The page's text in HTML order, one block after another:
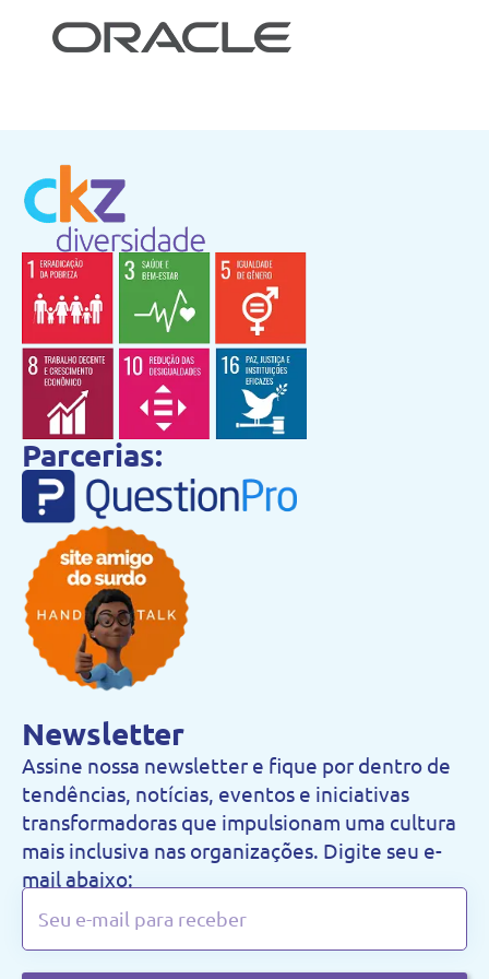
Parcerias:
Newsletter
Assine nossa newsletter e fique por dentro de
tendências, notícias, eventos e iniciativas
transformadoras que impulsionam uma cultura
mais inclusiva nas organizações. Digite seu e-
mail abaixo: